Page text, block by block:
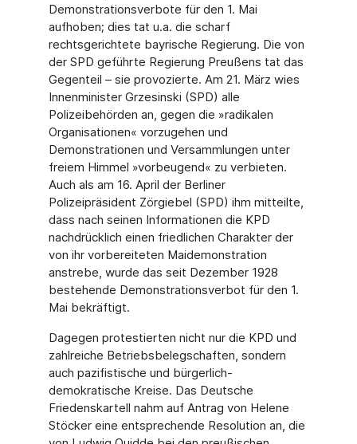
Demonstrationsverbote für den 1. Mai
aufhoben; dies tat u.a. die scharf
rechtsgerichtete bayrische Regierung. Die von
der SPD geführte Regierung Preußens tat das
Gegenteil – sie provozierte. Am 21. März wies
Innenminister Grzesinski (SPD) alle
Polizeibehörden an, gegen die »radikalen
Organisationen« vorzugehen und
Demonstrationen und Versammlungen unter
freiem Himmel »vorbeugend« zu verbie­ten.
Auch als am 16. April der Berliner
Polizeipräsident Zörgiebel (SPD) ihm mitteilte,
dass nach seinen Informationen die KPD
nachdrücklich einen friedlichen Charakter der
von ihr vorbereiteten Maidemonstration
anstrebe, wurde das seit Dezember 1928
bestehende Demonstrationsverbot für den 1.
Mai bekräftigt.
Dagegen protestierten nicht nur die KPD und
zahlreiche Betriebsbelegschaften, sondern
auch pazifistische und bürgerlich-
demokratische Kreise. Das Deutsche
Friedenskartell nahm auf Antrag von Helene
Stöcker eine entsprechende Resolution an, die